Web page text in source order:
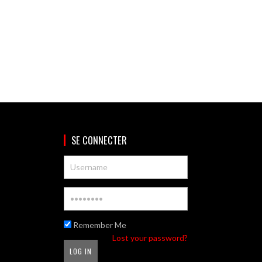
SE CONNECTER
Remember Me
Lost your password?